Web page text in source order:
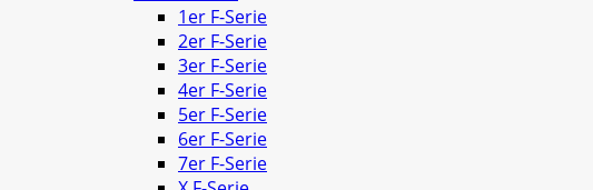
1er F-Serie
2er F-Serie
3er F-Serie
4er F-Serie
5er F-Serie
6er F-Serie
7er F-Serie